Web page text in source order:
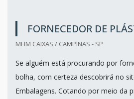
FORNECEDOR DE
MHM CAIXAS / CAMPINAS - SP
Se alguém está procurando por
bolha, com certeza descobrirá no
Embalagens. Cotando por meio da